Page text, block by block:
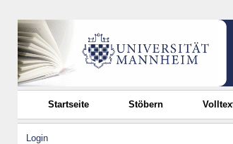
Startseite Stöbern
Login